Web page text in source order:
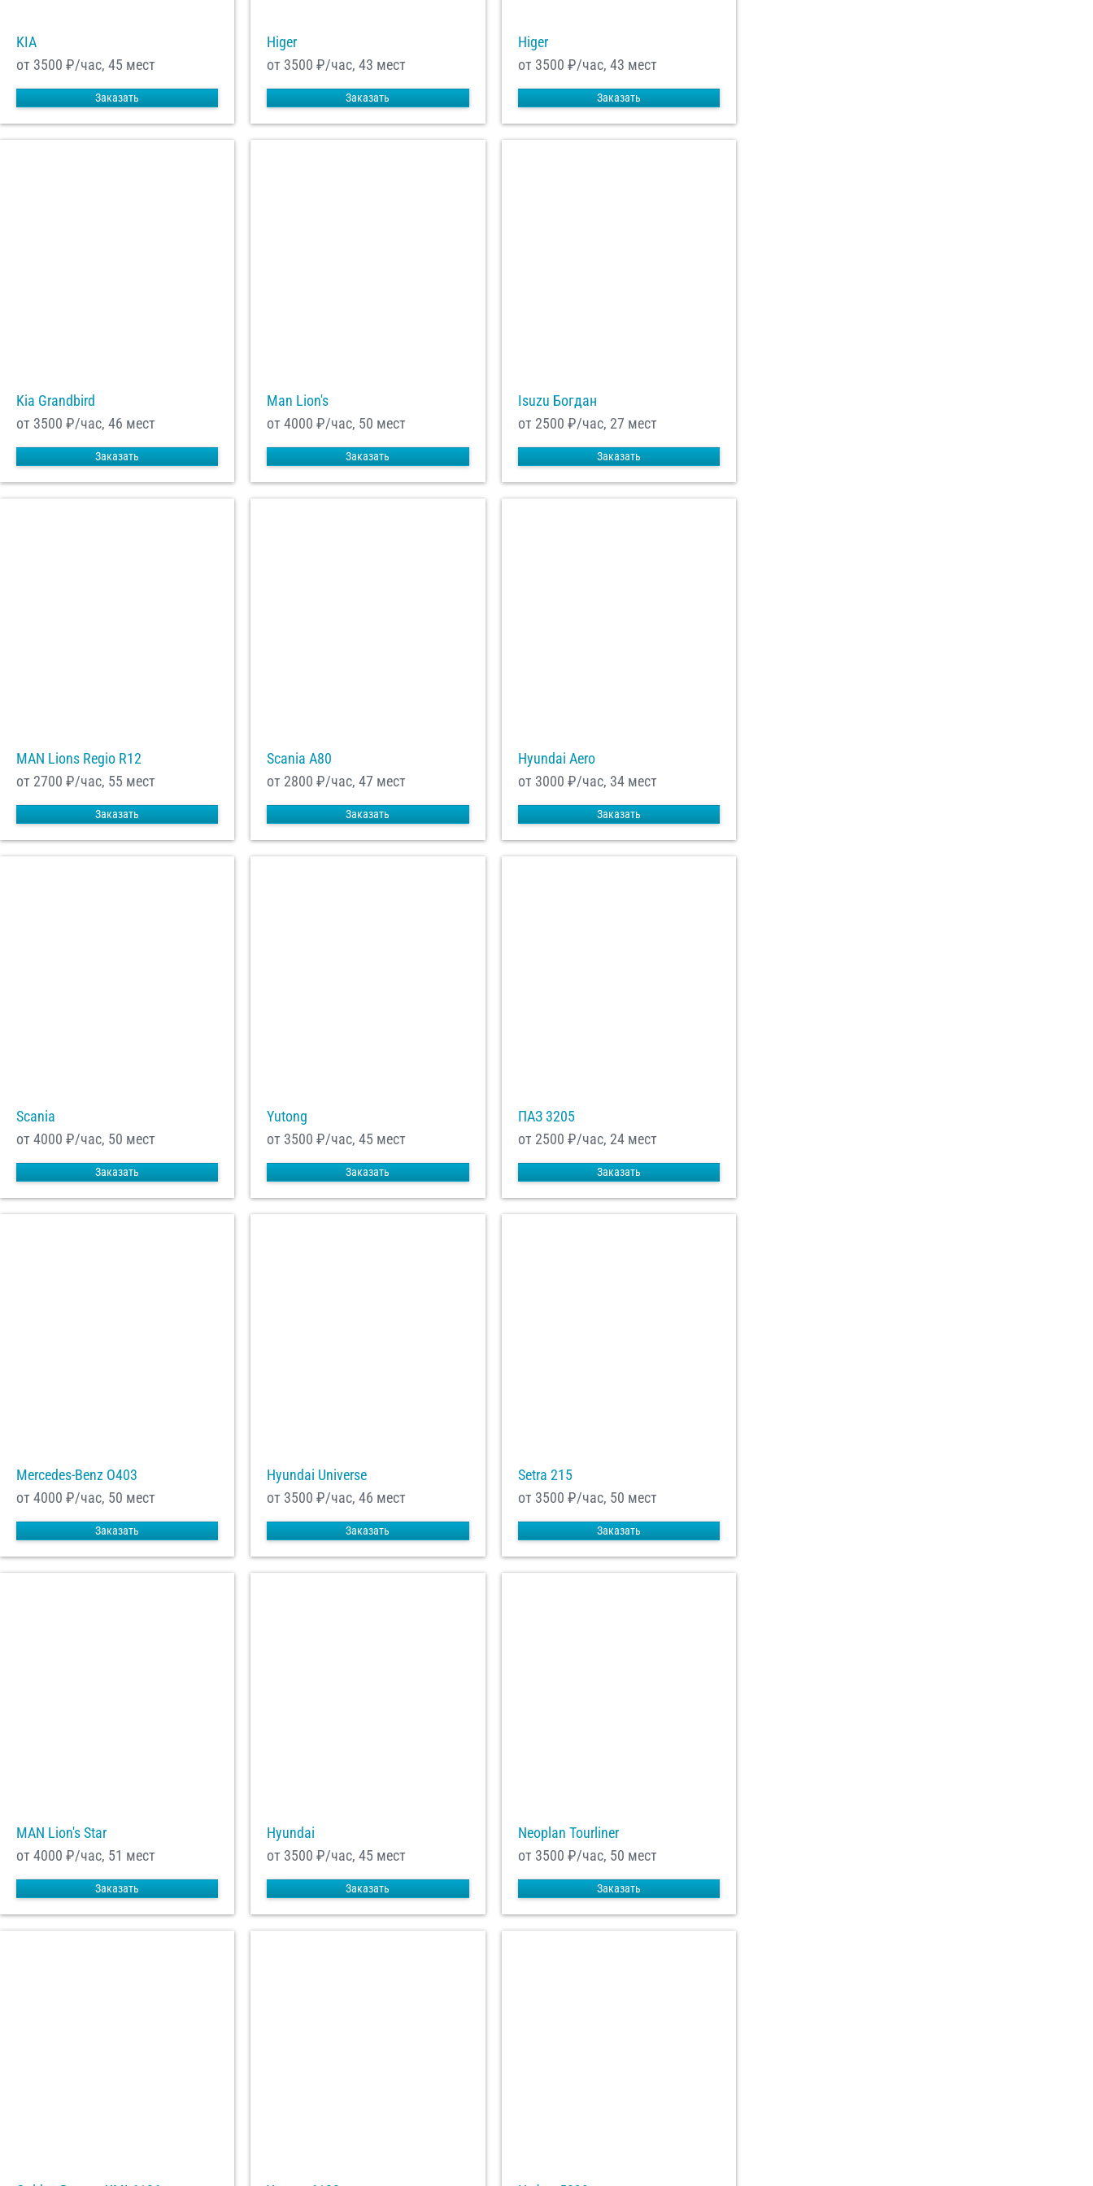
KIA
от 3500 ₽/час, 45 мест
Заказать
Higer
от 3500 ₽/час, 43 мест
Заказать
Higer
от 3500 ₽/час, 43 мест
Заказать
Kia Grandbird
от 3500 ₽/час, 46 мест
Заказать
Man Lion's
от 4000 ₽/час, 50 мест
Заказать
Isuzu Богдан
от 2500 ₽/час, 27 мест
Заказать
MAN Lions Regio R12
от 2700 ₽/час, 55 мест
Заказать
Scania A80
от 2800 ₽/час, 47 мест
Заказать
Hyundai Aero
от 3000 ₽/час, 34 мест
Заказать
Scania
от 4000 ₽/час, 50 мест
Заказать
Yutong
от 3500 ₽/час, 45 мест
Заказать
ПАЗ 3205
от 2500 ₽/час, 24 мест
Заказать
Mercedes-Benz О403
от 4000 ₽/час, 50 мест
Заказать
Hyundai Universe
от 3500 ₽/час, 46 мест
Заказать
Setra 215
от 3500 ₽/час, 50 мест
Заказать
MAN Lion's Star
от 4000 ₽/час, 51 мест
Заказать
Hyundai
от 3500 ₽/час, 45 мест
Заказать
Neoplan Tourliner
от 3500 ₽/час, 50 мест
Заказать